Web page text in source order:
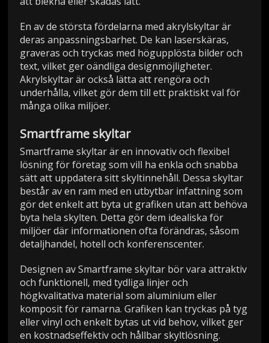
En av de största fördelarna med akrylskyltar är
deras anpassningsbarhet. De kan laserskäras,
graveras och tryckas med högupplösta bilder och
text, vilket ger oändliga designmöjligheter.
Akrylskyltar är också lätta att rengöra och
underhålla, vilket gör dem till ett praktiskt val för
många olika miljöer.
Smartframe skyltar
Smartframe skyltar är en innovativ och flexibel
lösning för företag som vill ha enkla och snabba
sätt att uppdatera sitt skyltinnehåll. Dessa skyltar
består av en ram med en utbytbar infattning som
gör det enkelt att byta ut grafiken utan att behöva
byta hela skylten. Detta gör dem idealiska för
miljöer där informationen ofta förändras, såsom
detaljhandel, hotell och konferenscenter.
Designen av Smartframe skyltar bör vara attraktiv
och funktionell, med tydliga linjer och
högkvalitativa material som aluminium eller
komposit för ramarna. Grafiken kan tryckas på tyg
eller vinyl och enkelt bytas ut vid behov, vilket ger
en kostnadseffektiv och hållbar skyltlösning.